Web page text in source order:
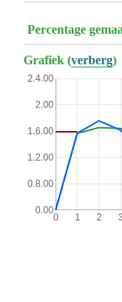
Percentage
Grafiek (verberg)